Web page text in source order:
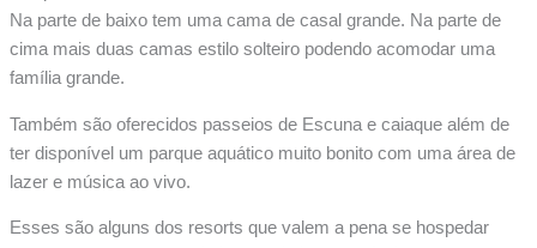
Na parte de baixo tem uma cama de casal grande. Na parte de
cima mais duas camas estilo solteiro podendo acomodar uma
família grande.
Também são oferecidos passeios de Escuna e caiaque além de
ter disponível um parque aquático muito bonito com uma área de
lazer e música ao vivo.
Esses são alguns dos resorts que valem a pena se hospedar